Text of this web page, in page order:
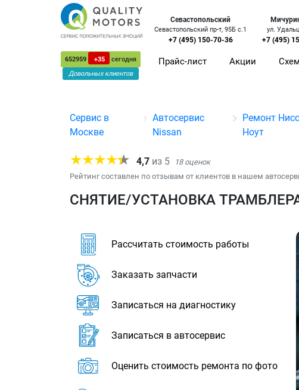
652959 +35
сегодня
Довольных клиентов
Севастопольский
Севастопольский пр-т, 95Б с.1
+7 (495) 150-70-36
ул.
+7 (495)
Прайс-лист Акции
Сервис в
Москве
Автосервис
Nissan
Ремонт
Ноут
4,7 из 5 18оценок
Рейтинг составлен по отзывам от клиентов в нашем
СНЯТИЕ/УСТАНОВКА ТРАМБЛЕРА
Рассчитать стоимость работы
Заказать запчасти
Записаться на диагностику
Записаться в автосервис
Оценить стоимость ремонта по фото